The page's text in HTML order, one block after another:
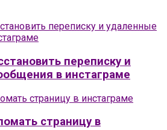
переписку и
в инстаграме
страницу в